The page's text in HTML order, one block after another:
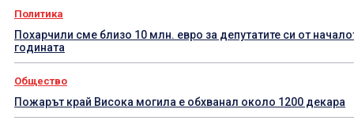
Политика
Похарчили сме близо 10 млн. евро за депутатите си от
годината
Общество
Пожарът край Висока могила е обхванал около 1200 декара